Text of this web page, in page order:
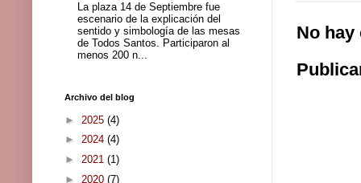
No
La plaza 14 de Septiembre fue
escenario de la explicación del
sentido y simbología de las mesas
de Todos Santos. Participaron al
menos 200 n...
Archivo del blog
► 2025 (4)
► 2024 (4)
► 2021 (1)
► 2020 (7)